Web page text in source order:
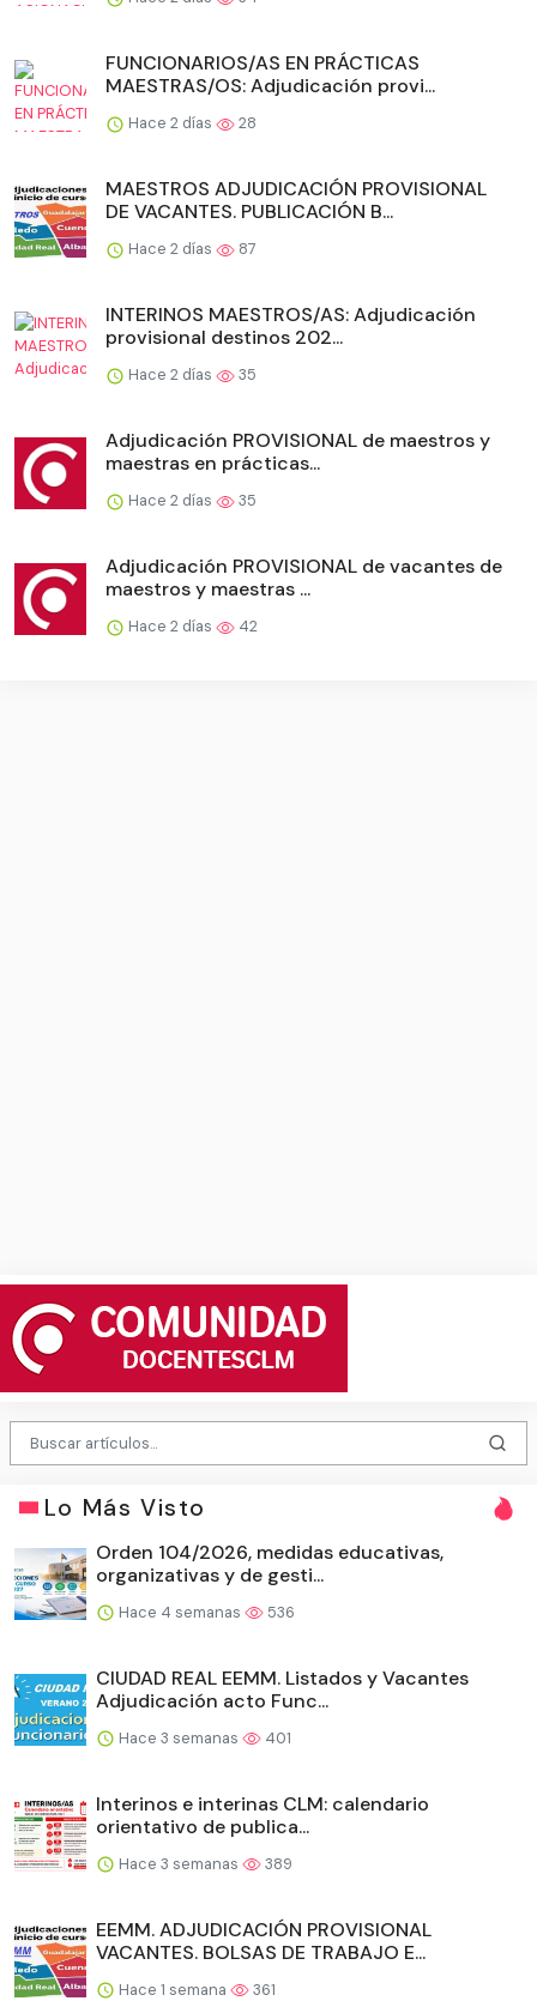
FUNCIONARIOS/AS EN PRÁCTICAS
MAESTRAS/OS: Adjudicación provi...
Hace 2 días 28
MAESTROS ADJUDICACIÓN PROVISIONAL
DE VACANTES. PUBLICACIÓN B...
Hace 2 días 87
INTERINOS MAESTROS/AS: Adjudicación
provisional destinos 202...
Hace 2 días 35
Adjudicación PROVISIONAL de maestros y
maestras en prácticas...
Hace 2 días 35
Adjudicación PROVISIONAL de vacantes de
maestros y maestras ...
Hace 2 días 42
Lo Más Visto
Orden 104/2026, medidas educativas,
organizativas y de gesti...
Hace 4 semanas 536
CIUDAD REAL EEMM. Listados y Vacantes
Adjudicación acto Func...
Hace 3 semanas 401
Interinos e interinas CLM: calendario
orientativo de publica...
Hace 3 semanas 389
EEMM. ADJUDICACIÓN PROVISIONAL
VACANTES. BOLSAS DE TRABAJO E...
Hace 1 semana 361